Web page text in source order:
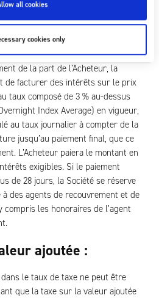
all cookies
cookies only
dont elle dispose, compenser tout
avec tout montant
de la part de l’Acheteur, la
de facturer des intérêts sur le prix
taux composé de 3 % au-dessus
Index Average) en vigueur,
au taux journalier à compter de la
jusqu’au paiement final, que ce
L’Acheteur paiera le montant en
exigibles. Si le paiement
de 28 jours, la Société se réserve
à des agents de recouvrement et de
les honoraires de l’agent
ajoutée :
le taux de taxe ne peut être
que la taxe sur la valeur ajoutée